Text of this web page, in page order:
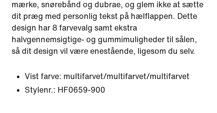
mærke, snørebånd og dubrae, og glem ikke at sætte
dit præg med personlig tekst på hælflappen. Dette
design har 8 farvevalg samt ekstra
halvgennemsigtige- og gummimuligheder til sålen,
så dit design vil være enestående, ligesom du selv.
Vist farve: multifarvet/multifarvet/multifarvet
Stylenr.: HF0659-900